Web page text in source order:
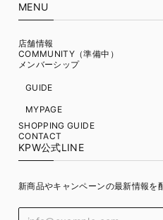
MENU
店舗情報
COMMUNITY（準備中）
メンバーシップ
GUIDE
MYPAGE
SHOPPING GUIDE
CONTACT
KPW公式LINE
新商品やキャンペーンの最新情報を